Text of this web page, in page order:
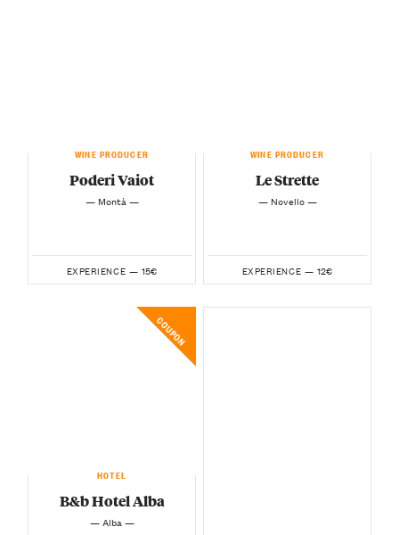
WINE PRODUCER
Poderi Vaiot
— Montà —
EXPERIENCE — 15€
WINE PRODUCER
Le Strette
— Novello —
EXPERIENCE — 12€
COUPON
HOTEL
B&b Hotel Alba
— Alba —